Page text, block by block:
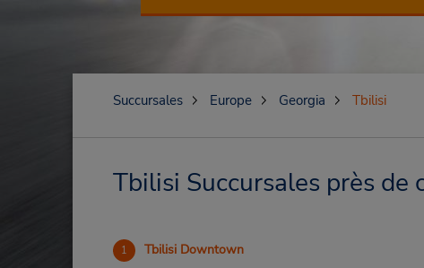
Succursales Europe Georgia Tbilisi
Tbilisi Succursales près de
1 Tbilisi Downtown